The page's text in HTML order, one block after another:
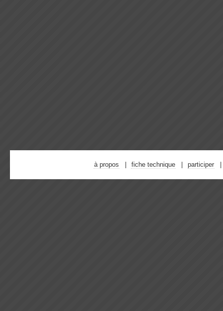
à propos fiche technique participer